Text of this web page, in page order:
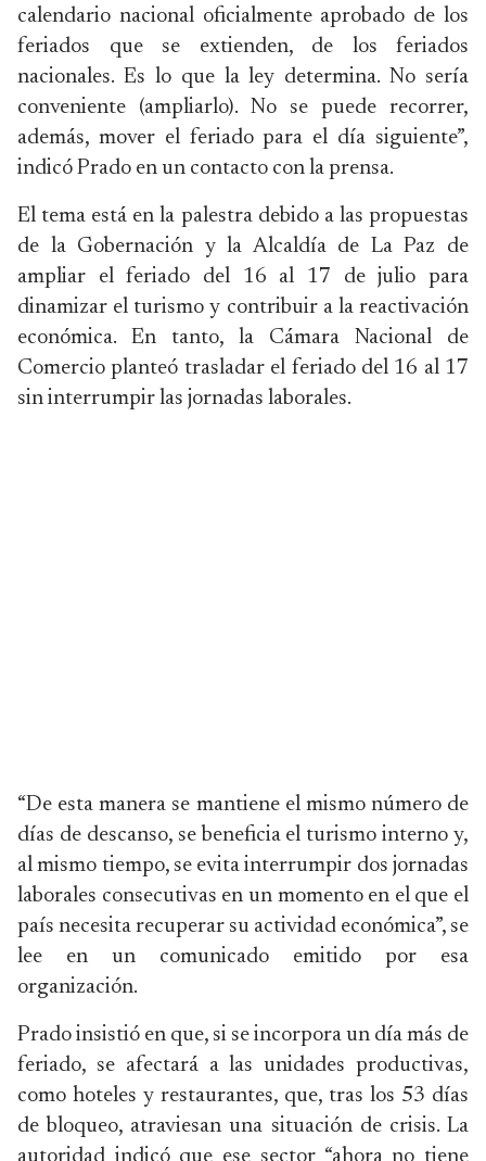
calendario nacional oficialmente aprobado de los
feriados que se extienden, de los feriados
nacionales. Es lo que la ley determina. No sería
conveniente (ampliarlo). No se puede recorrer,
además, mover el feriado para el día siguiente”,
indicó Prado en un contacto con la prensa.
El tema está en la palestra debido a las propuestas
de la Gobernación y la Alcaldía de La Paz de
ampliar el feriado del 16 al 17 de julio para
dinamizar el turismo y contribuir a la reactivación
económica. En tanto, la Cámara Nacional de
Comercio planteó trasladar el feriado del 16 al 17
sin interrumpir las jornadas laborales.
“De esta manera se mantiene el mismo número de
días de descanso, se beneficia el turismo interno y,
al mismo tiempo, se evita interrumpir dos jornadas
laborales consecutivas en un momento en el que el
país necesita recuperar su actividad económica”, se
lee en un comunicado emitido por esa
organización.
Prado insistió en que, si se incorpora un día más de
feriado, se afectará a las unidades productivas,
como hoteles y restaurantes, que, tras los 53 días
de bloqueo, atraviesan una situación de crisis. La
autoridad indicó que ese sector “ahora no tiene